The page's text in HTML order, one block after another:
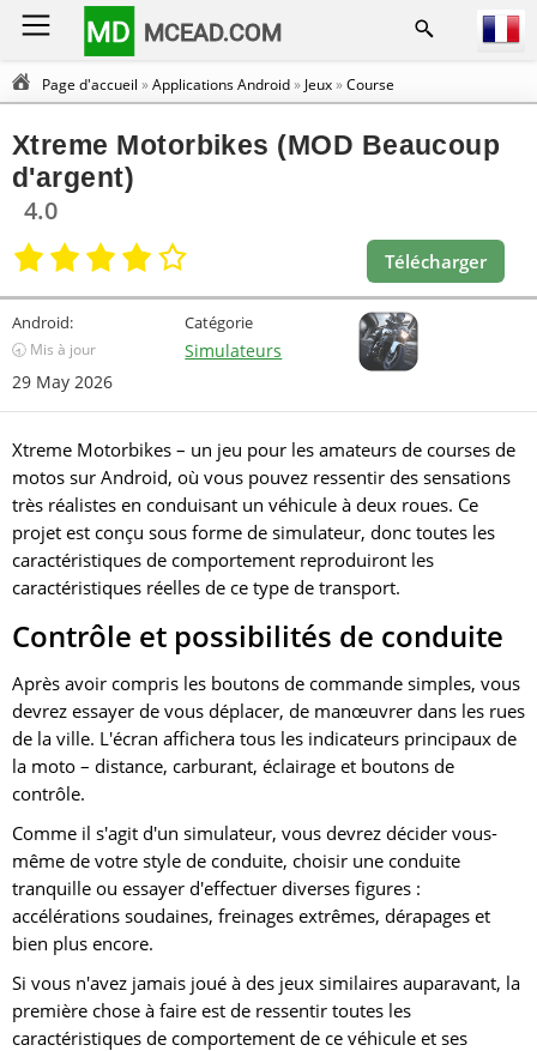
MD MCEAD.COM
Page d'accueil »Applications Android» Jeux»Course
Xtreme Motorbikes (MOD Beaucoup
d'argent)
4.0
Télécharger
Android:
🕣 Mis à jour
29 May 2026
Catégorie
Simulateurs
Xtreme Motorbikes – un jeu pour les amateurs de courses de
motos sur Android, où vous pouvez ressentir des sensations
très réalistes en conduisant un véhicule à deux roues. Ce
projet est conçu sous forme de simulateur, donc toutes les
caractéristiques de comportement reproduiront les
caractéristiques réelles de ce type de transport.
Contrôle et possibilités de conduite
Après avoir compris les boutons de commande simples, vous
devrez essayer de vous déplacer, de manœuvrer dans les rues
de la ville. L'écran affichera tous les indicateurs principaux de
la moto – distance, carburant, éclairage et boutons de
contrôle.
Comme il s'agit d'un simulateur, vous devrez décider vous-
même de votre style de conduite, choisir une conduite
tranquille ou essayer d'effectuer diverses figures :
accélérations soudaines, freinages extrêmes, dérapages et
bien plus encore.
Si vous n'avez jamais joué à des jeux similaires auparavant, la
première chose à faire est de ressentir toutes les
caractéristiques de comportement de ce véhicule et ses